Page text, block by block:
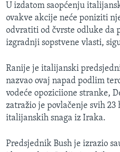
ŽENSKA STRANA
IZBJEGLIČKA STRANA
MAGAZIN
O GLASU AMERIKE
Learning English
PRATITE NAS
U izdatom saopćenju
ovakve akcije neće poniziti
odvratiti od čvrste odluke da
izgradnji sopstvene vlasti,
Ranije je italijanski
nazvao ovaj napad podlim
vodeće opoziciione stranke,
zatražio je povlačenje svih
italijanskih snaga iz Iraka.
Predsjednik Bush je izrazio